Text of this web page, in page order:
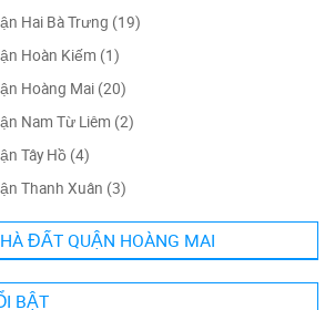
Hai Bà Trưng (19)
Hoàn Kiếm (1)
Hoàng Mai (20)
Nam Từ Liêm (2)
Tây Hồ (4)
Thanh Xuân (3)
ĐẤT QUẬN HOÀNG MAI
BẬT